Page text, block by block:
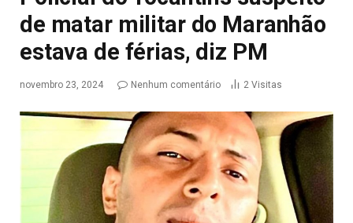
de matar militar do Maranhão
estava de férias, diz PM
novembro 23, 2024 Nenhum comentário 2 Visitas